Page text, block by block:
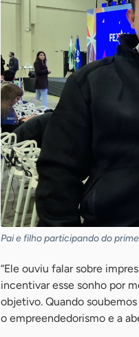
Pai e filho participando do
“Ele ouviu falar sobre
incentivar esse sonho por
objetivo. Quando
o empreendedorismo e a